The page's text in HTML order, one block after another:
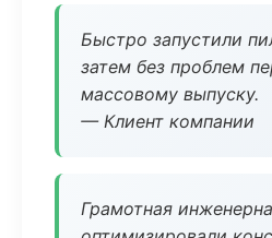
Быстро запустили
затем без проблем
массовому выпуску.
— Клиент компании
Грамотная